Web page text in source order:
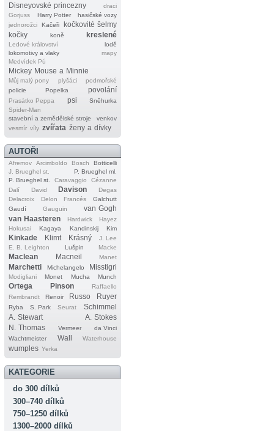
Disneyovské princezny
draci
Gorjuss
Harry Potter
hasičské vozy
jednorožci
Kačeři
kočkovité šelmy
kočky
koně kreslené
Ledové království
lodě
lokomotivy a vlaky
mapy
Medvídek Pú
Mickey Mouse a Minnie
Můj malý pony plyšáci
podmořské
policie
Popelka povolání
Prasátko Peppa psi
Sněhurka
Spider‐Man
stavební a zemědělské stroje
venkov
vesmír víly zvířata ženy a dívky
AUTOŘI
Afremov Arcimboldo Bosch
Botticelli
J. Brueghel st.
P. Brueghel ml.
P. Brueghel st.
Caravaggio
Cézanne
Dalí
David Davison
Degas
Delacroix
Delon Francés
Galchutt
Gaudí
Gauguin
van Gogh
van Haasteren
Hardwick
Hayez
Hokusai
Kagaya Kandinskij Kim
Kinkade Klimt Krásný
J. Lee
E. B. Leighton
Lušpin Macke
Maclean Macneil Manet
Marchetti Michelangelo Misstigri
Modigliani Monet Mucha Munch
Ortega Pinson
Raffaello
Rembrandt
Renoir Russo Ruyer
Ryba S. Park Seurat
Schimmel
A. Stewart
A. Stokes
N. Thomas
Vermeer
da Vinci
Wachtmeister
Wall Waterhouse
wumples Yerka
KATEGORIE
do 300 dílků
300–740 dílků
750–1250 dílků
1300–2000 dílků